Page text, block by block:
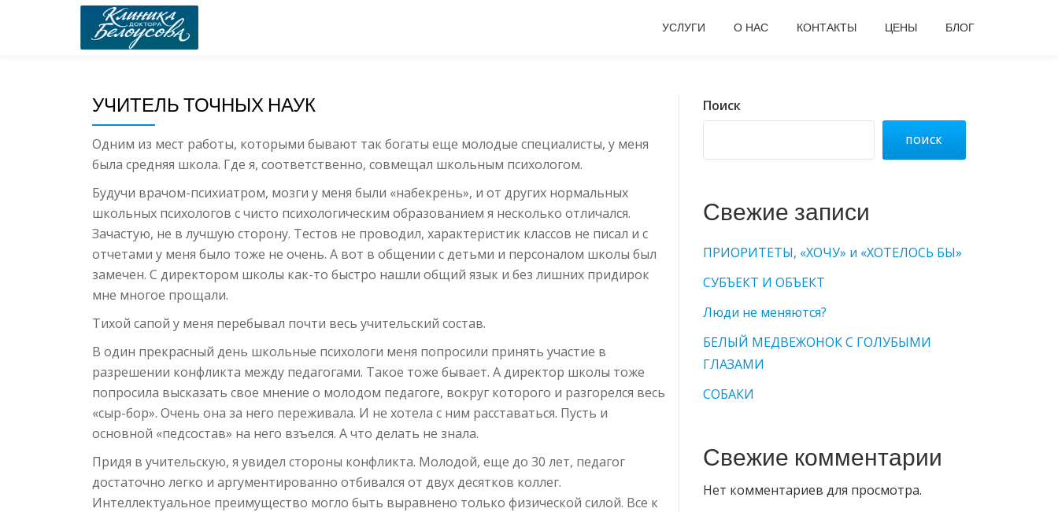
УСЛУГИ О НАС КОНТАКТЫ ЦЕНЫ БЛОГ
УЧИТЕЛЬ ТОЧНЫХ НАУК
Одним из мест работы, которыми бывают так богаты еще молодые специалисты, у меня
была средняя школа. Где я, соответственно, совмещал школьным психологом.
Будучи врачом-психиатром, мозги у меня были «набекрень», и от других нормальных
школьных психологов с чисто психологическим образованием я несколько отличался.
Зачастую, не в лучшую сторону. Тестов не проводил, характеристик классов не писал и с
отчетами у меня было тоже не очень. А вот в общении с детьми и персоналом школы был
замечен. С директором школы как-то быстро нашли общий язык и без лишних придирок
мне многое прощали.
Тихой сапой у меня перебывал почти весь учительский состав.
В один прекрасный день школьные психологи меня попросили принять участие в
разрешении конфликта между педагогами. Такое тоже бывает. А директор школы тоже
попросила высказать свое мнение о молодом педагоге, вокруг которого и разгорелся весь
«сыр-бор». Очень она за него переживала. И не хотела с ним расставаться. Пусть и
основной «педсостав» на него взъелся. А что делать не знала.
Придя в учительскую, я увидел стороны конфликта. Молодой, еще до 30 лет, педагог
достаточно легко и аргументированно отбивался от двух десятков коллег.
Интеллектуальное преимущество могло быть выравнено только физической силой. Все к
Поиск
ПОИСК
Свежие записи
ПРИОРИТЕТЫ, «ХОЧУ» и «ХОТЕЛОСЬ БЫ»
СУБЪЕКТ И ОБЪЕКТ
Люди не меняются?
БЕЛЫЙ МЕДВЕЖОНОК С ГОЛУБЫМИ
ГЛАЗАМИ
СОБАКИ
Свежие комментарии
Нет комментариев для просмотра.